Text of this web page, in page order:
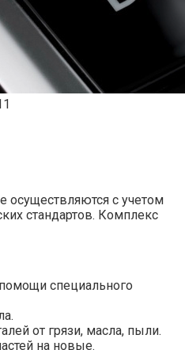
осуществляются с учетом
стандартов. Комплекс
специального
от грязи, масла, пыли.
на новые.